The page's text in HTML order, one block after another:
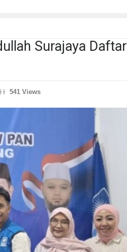
Surajaya Daftar
541 Views